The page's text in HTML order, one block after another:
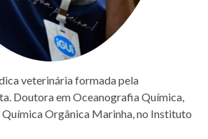
veterinária formada pela
Doutora em Oceanografia Química,
Orgânica Marinha, no Instituto